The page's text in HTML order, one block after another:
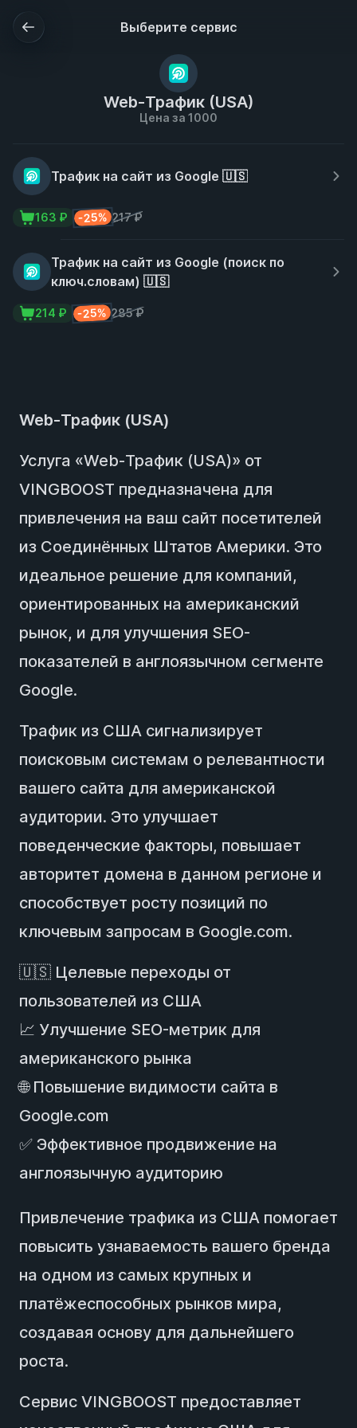
Выберите сервис
Web-Трафик (USA)
Цена за 1000
Трафик на сайт из Google 🇺🇸
217 ₽
-25%
163 ₽
Трафик на сайт из Google (поиск по
ключ.словам) 🇺🇸
285 ₽
-25%
214 ₽
Web-Трафик (USA)
Услуга «Web-Трафик (USA)» от
VINGBOOST предназначена для
привлечения на ваш сайт посетителей
из Соединённых Штатов Америки. Это
идеальное решение для компаний,
ориентированных на американский
рынок, и для улучшения SEO-
показателей в англоязычном сегменте
Google.
Трафик из США сигнализирует
поисковым системам о релевантности
вашего сайта для американской
аудитории. Это улучшает
поведенческие факторы, повышает
авторитет домена в данном регионе и
способствует росту позиций по
ключевым запросам в Google.com.
🇺🇸 Целевые переходы от
пользователей из США
📈 Улучшение SEO-метрик для
американского рынка
🌐 Повышение видимости сайта в
Google.com
✅ Эффективное продвижение на
англоязычную аудиторию
Привлечение трафика из США помогает
повысить узнаваемость вашего бренда
на одном из самых крупных и
платёжеспособных рынков мира,
создавая основу для дальнейшего
роста.
Сервис VINGBOOST предоставляет